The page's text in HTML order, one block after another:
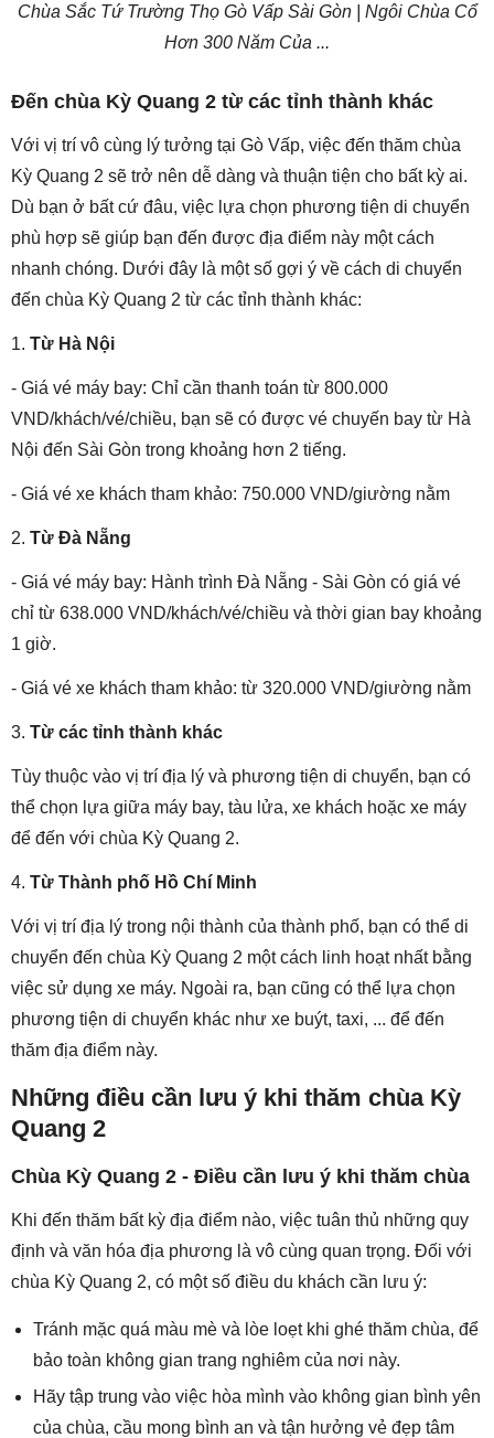
Chùa Sắc Tứ Trường Thọ Gò Vấp Sài Gòn | Ngôi Chùa Cổ
Hơn 300 Năm Của ...
Đến chùa Kỳ Quang 2 từ các tỉnh thành khác
Với vị trí vô cùng lý tưởng tại Gò Vấp, việc đến thăm chùa
Kỳ Quang 2 sẽ trở nên dễ dàng và thuận tiện cho bất kỳ ai.
Dù bạn ở bất cứ đâu, việc lựa chọn phương tiện di chuyển
phù hợp sẽ giúp bạn đến được địa điểm này một cách
nhanh chóng. Dưới đây là một số gợi ý về cách di chuyển
đến chùa Kỳ Quang 2 từ các tỉnh thành khác:
1. Từ Hà Nội
- Giá vé máy bay: Chỉ cần thanh toán từ 800.000
VND/khách/vé/chiều, bạn sẽ có được vé chuyến bay từ Hà
Nội đến Sài Gòn trong khoảng hơn 2 tiếng.
- Giá vé xe khách tham khảo: 750.000 VND/giường nằm
2. Từ Đà Nẵng
- Giá vé máy bay: Hành trình Đà Nẵng - Sài Gòn có giá vé
chỉ từ 638.000 VND/khách/vé/chiều và thời gian bay khoảng
1 giờ.
- Giá vé xe khách tham khảo: từ 320.000 VND/giường nằm
3. Từ các tỉnh thành khác
Tùy thuộc vào vị trí địa lý và phương tiện di chuyển, bạn có
thể chọn lựa giữa máy bay, tàu lửa, xe khách hoặc xe máy
để đến với chùa Kỳ Quang 2.
4. Từ Thành phố Hồ Chí Minh
Với vị trí địa lý trong nội thành của thành phố, bạn có thể di
chuyển đến chùa Kỳ Quang 2 một cách linh hoạt nhất bằng
việc sử dụng xe máy. Ngoài ra, bạn cũng có thể lựa chọn
phương tiện di chuyển khác như xe buýt, taxi, ... để đến
thăm địa điểm này.
Những điều cần lưu ý khi thăm chùa Kỳ
Quang 2
Chùa Kỳ Quang 2 - Điều cần lưu ý khi thăm chùa
Khi đến thăm bất kỳ địa điểm nào, việc tuân thủ những quy
định và văn hóa địa phương là vô cùng quan trọng. Đối với
chùa Kỳ Quang 2, có một số điều du khách cần lưu ý:
Tránh mặc quá màu mè và lòe loẹt khi ghé thăm chùa, để
bảo toàn không gian trang nghiêm của nơi này.
Hãy tập trung vào việc hòa mình vào không gian bình yên
của chùa, cầu mong bình an và tận hưởng vẻ đẹp tâm